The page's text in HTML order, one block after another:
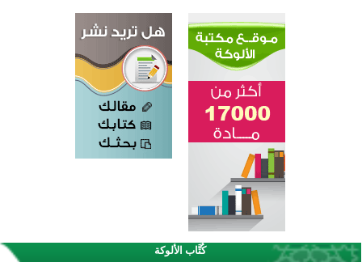
كُتَّاب الألوكة
القرآن والتربية في صدارة البرامج الصيفية للمسلمين في بينزا وساراتوف وموردوفيا هذا العام